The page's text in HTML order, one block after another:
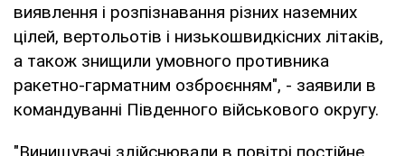
виявлення і розпізнавання різних наземних
цілей, вертольотів і низькошвидкісних літаків,
а також знищили умовного противника
ракетно-гарматним озброєнням", - заявили в
командуванні Південного військового округу.
"Винищувачі здійснювали в повітрі постійне